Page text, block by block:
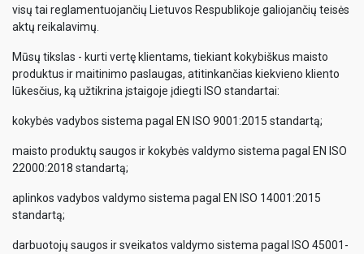
visų tai reglamentuojančių Lietuvos Respublikoje galiojančių teisės
aktų reikalavimų.
Mūsų tikslas - kurti vertę klientams, tiekiant kokybiškus maisto
produktus ir maitinimo paslaugas, atitinkančias kiekvieno kliento
lūkesčius, ką užtikrina įstaigoje įdiegti ISO standartai:
kokybės vadybos sistema pagal EN ISO 9001:2015 standartą;
maisto produktų saugos ir kokybės valdymo sistema pagal EN ISO
22000:2018 standartą;
aplinkos vadybos valdymo sistema pagal EN ISO 14001:2015
standartą;
darbuotojų saugos ir sveikatos valdymo sistema pagal ISO 45001-